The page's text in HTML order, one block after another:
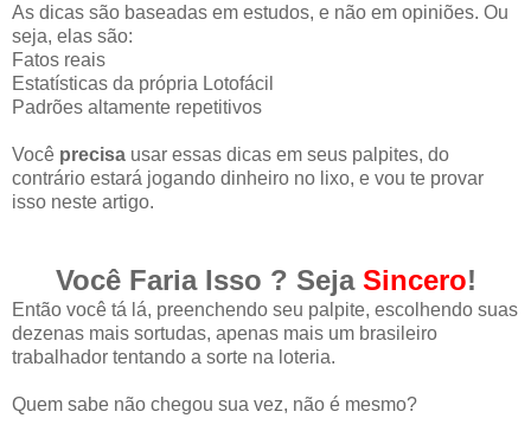
As dicas são baseadas em estudos, e não em opiniões. Ou
seja, elas são:
Fatos reais
Estatísticas da própria Lotofácil
Padrões altamente repetitivos
Você precisa usar essas dicas em seus palpites, do
contrário estará jogando dinheiro no lixo, e vou te provar
isso neste artigo.
Você Faria Isso ? Seja Sincero!
Então você tá lá, preenchendo seu palpite, escolhendo suas
dezenas mais sortudas, apenas mais um brasileiro
trabalhador tentando a sorte na loteria.
Quem sabe não chegou sua vez, não é mesmo?